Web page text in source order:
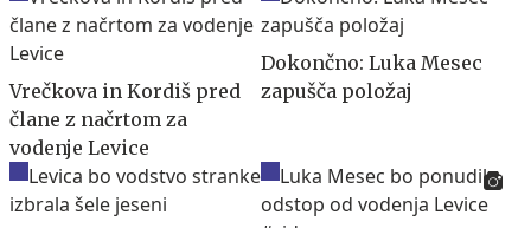
Vrečkova in Kordiš pred
člane z načrtom za
vodenje Levice
Dokončno: Luka Mesec
zapušča položaj